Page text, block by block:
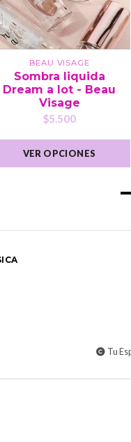
BEAU VISAGE
Sombra liquida
Dream a lot - Beau
Visage
$5.500
VER OPCIONES
Tu